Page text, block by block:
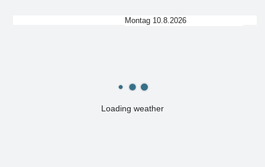
Loading weather
Montag 10.8.2026